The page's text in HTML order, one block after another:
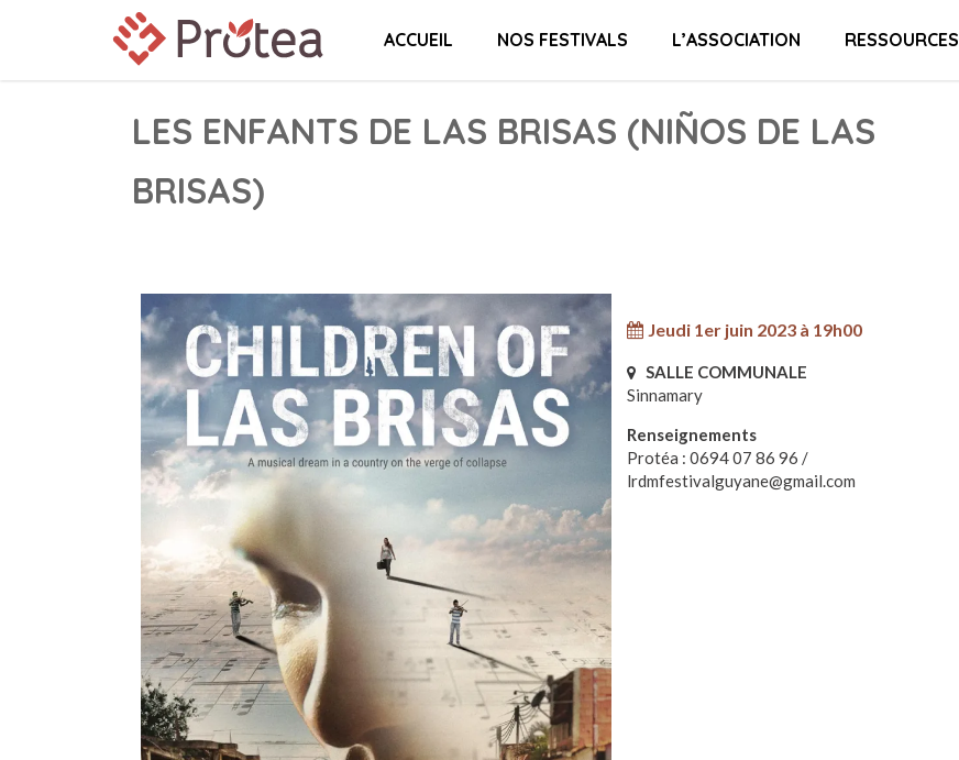
ACCUEIL NOS FESTIVALS L’ASSOCIATION RESSOURCES
LES ENFANTS DE LAS BRISAS (NIÑOS DE LAS
BRISAS)
Jeudi 1er juin 2023 à 19h00
SALLE COMMUNALE
Sinnamary
Renseignements
Protéa : 0694 07 86 96 /
lrdmfestivalguyane@gmail.com